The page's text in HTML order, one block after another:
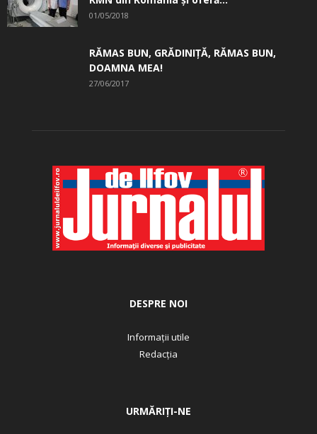
01/05/2018
RĂMAS BUN, GRĂDINIŢĂ, ­RĂMAS BUN,
DOAMNA MEA!
27/06/2017
DESPRE NOI
Informații utile
Redacția
URMĂRIȚI-NE